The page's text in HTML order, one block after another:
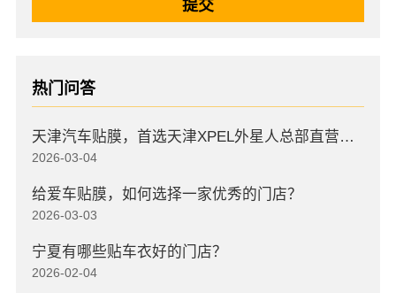
热门问答
天津汽车贴膜，首选天津XPEL外星人总部直营店，高口碑店
2026-03-04
给爱车贴膜，如何选择一家优秀的门店？
2026-03-03
宁夏有哪些贴车衣好的门店？
2026-02-04